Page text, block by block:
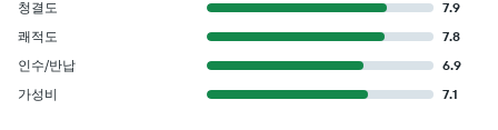
청결도
7.9
쾌적도
7.8
인수/반납
6.9
가성비
7.1